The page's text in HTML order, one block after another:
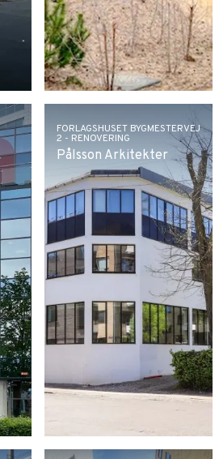
FORLAGSHUSET BYGMESTERVEJ
2 - RENOVERING
Pålsson Arkitekter